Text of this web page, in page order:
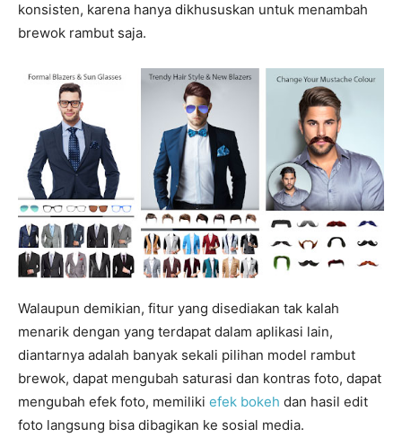
konsisten, karena hanya dikhususkan untuk menambah
brewok rambut saja.
Walaupun demikian, fitur yang disediakan tak kalah
menarik dengan yang terdapat dalam aplikasi lain,
diantarnya adalah banyak sekali pilihan model rambut
brewok, dapat mengubah saturasi dan kontras foto, dapat
mengubah efek foto, memiliki efek bokeh dan hasil edit
foto langsung bisa dibagikan ke sosial media.